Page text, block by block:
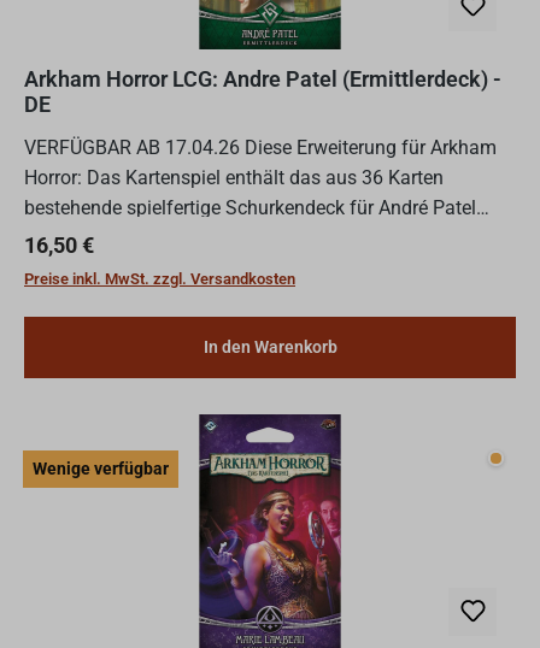
Arkham Horror LCG: Andre Patel (Ermittlerdeck) -
DE
VERFÜGBAR AB 17.04.26 Diese Erweiterung für Arkham
Horror: Das Kartenspiel enthält das aus 36 Karten
bestehende spielfertige Schurkendeck für André Patel
sowie 24 Verbesserungen für dieses Ermittlerdeck. Das
Deck und...
Regulärer Preis:
16,50 €
Preise inkl. MwSt. zzgl. Versandkosten
In den Warenkorb
Wenige verfügbar